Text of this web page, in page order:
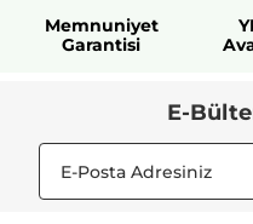
Memnuniyet
Garantisi
E-